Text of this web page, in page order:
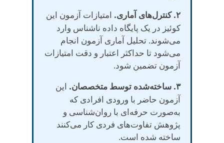
۲. کنترل‌های آماری.
امتیازات آزمون این
کوئیز در یک پایگاه داده ناشناس وارد
می‌شوند. تحلیل آماری آزمون انجام
می‌شود تا حداکثر اعتبار و دقت امتیازات
آزمون تضمین شود.
۳. ساخته‌شده توسط متخصصان.
این
آزمون حاضر با ورودی افرادی که
به‌صورت حرفه‌ای با روان‌شناسی و
پژوهش تفاوت‌های فردی کار می‌کنند
ساخته شده است.